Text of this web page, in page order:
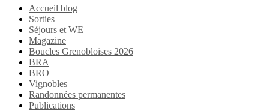
Accueil blog
Sorties
Séjours et WE
Magazine
Boucles Grenobloises 2026
BRA
BRO
Vignobles
Randonnées permanentes
Publications